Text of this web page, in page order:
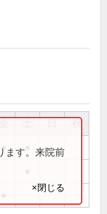
祝
●ます。来院前
×閉じる